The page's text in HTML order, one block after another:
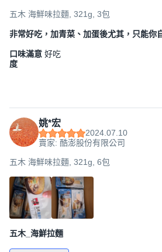
五木 海鮮味拉麵, 321g, 3包
非常好吃，加青菜、加蛋後尤其，只能你
口味滿意
度
好吃
姚*宏
2024.07.10
賣家: 酷澎股份有限公司
五木 海鮮味拉麵, 321g, 6包
五木_海鮮拉麵